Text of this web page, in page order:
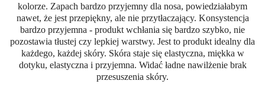
kolorze. Zapach bardzo przyjemny dla nosa, powiedziałabym
nawet, że jest przepiękny, ale nie przytłaczający. Konsystencja
bardzo przyjemna - produkt wchłania się bardzo szybko, nie
pozostawia tłustej czy lepkiej warstwy. Jest to produkt idealny dla
każdego, każdej skóry. Skóra staje się elastyczna, miękka w
dotyku, elastyczna i przyjemna. Widać ładne nawilżenie brak
przesuszenia skóry.